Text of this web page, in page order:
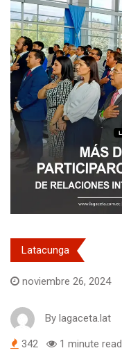
Latacunga
noviembre 26, 2024
By lagaceta.lat
342 1 minute read